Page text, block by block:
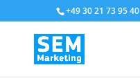
+49 30 21 73 95 40